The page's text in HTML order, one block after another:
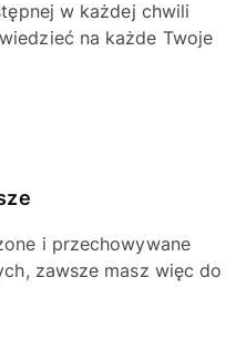
w każdej chwili
na każde Twoje
i przechowywane
zawsze masz więc do